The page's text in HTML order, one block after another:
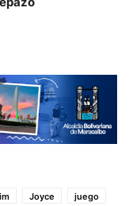
Joyce
juego